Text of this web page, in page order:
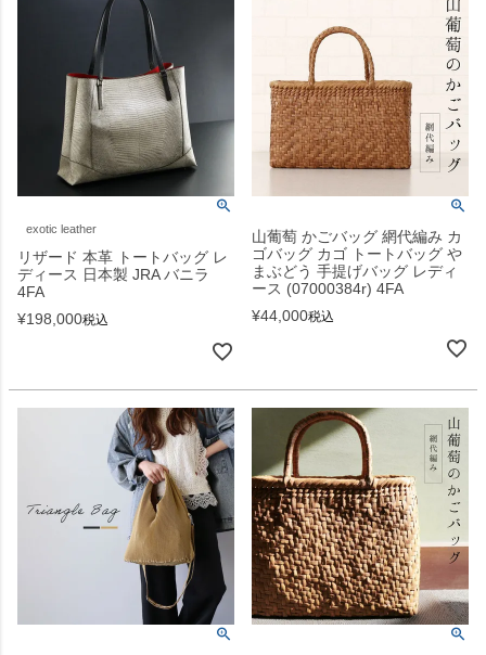
exotic leather
リザード 本革 トートバッグ レ
ディース 日本製 JRA バニラ
4FA
¥198,000税込
山葡萄 かごバッグ 網代編み カ
ゴバッグ カゴ トートバッグ や
まぶどう 手提げバッグ レディ
ース (07000384r) 4FA
¥44,000税込